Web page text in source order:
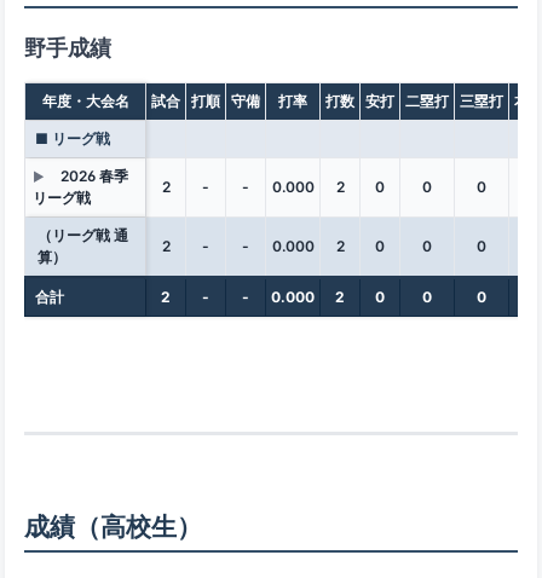
野手成績
年度・大会名 試合 打順 守備 打率 打数 安打 二塁打 三塁打 本
■ リーグ戦
▶
2026 春季
リーグ戦
2 - - 0.000 2 0 0 0
（リーグ戦 通
算）
2 - - 0.000 2 0 0 0
合計 2 - - 0.000 2 0 0 0
成績（高校生）